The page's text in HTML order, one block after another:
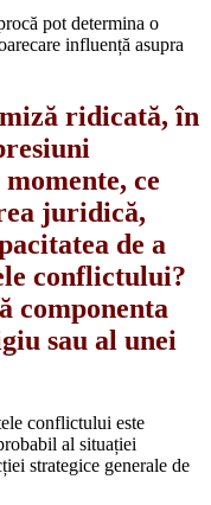
pot determina o
influență asupra
ridicată, în
ce
juridică,
de a
conflictului?
componenta
sau al unei
conflictului este
al situației
strategice generale de